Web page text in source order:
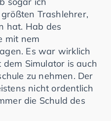
Trashlehrer,
hat. Hab des
mit nem
Es war wirklich
Simulator is auch
zu nehmen. Der
nicht ordentlich
die Schuld des